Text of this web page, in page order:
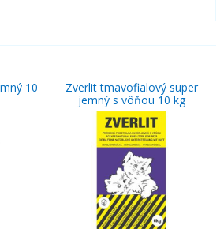
10
Zverlit tmavofialový super
jemný s vôňou 10 kg